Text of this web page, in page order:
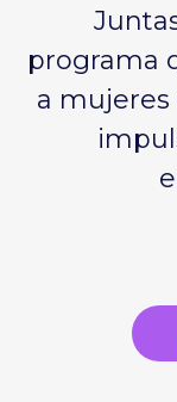
programa
a mujeres